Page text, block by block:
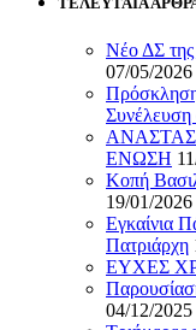
Νέο ΔΣ
07/05/2026
Πρόσκληση
ΕΝΩΣΗ
Κοπή
19/01/2026
Εγκαίνια
Πατριάρχη
ΕΥΧΕΣ
04/12/2025